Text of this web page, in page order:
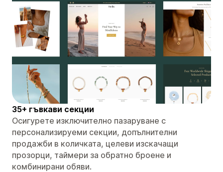
35+ гъвкави секции
Осигурете изключително пазаруване с
персонализируеми секции, допълнителни
продажби в количката, целеви изскачащи
прозорци, таймери за обратно броене и
комбинирани обяви.